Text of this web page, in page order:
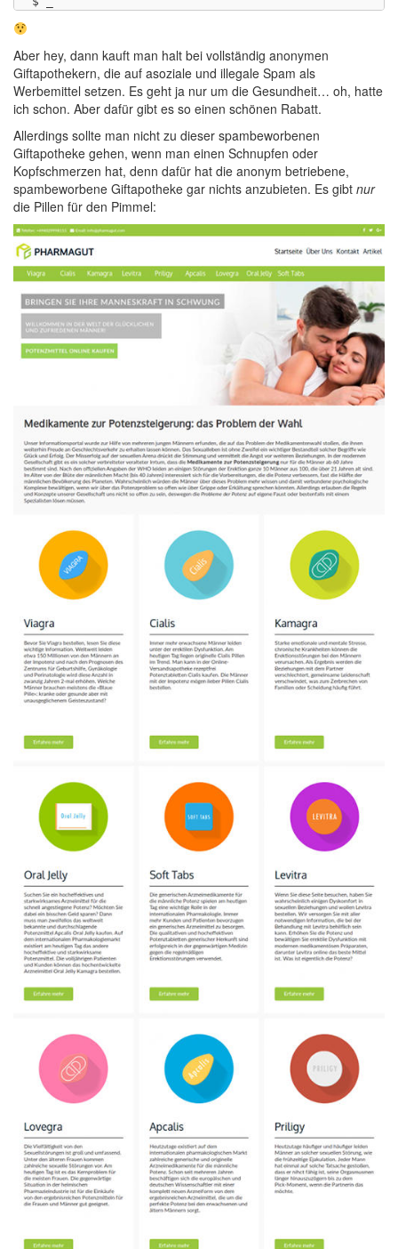
Aber hey, dann kauft man halt bei vollständig anonymen
Giftapothekern, die auf asoziale und illegale Spam als
Werbemittel setzen. Es geht ja nur um die Gesundheit… oh, hatte
ich schon. Aber dafür gibt es so einen schönen Rabatt.
Allerdings sollte man nicht zu dieser spambeworbenen
Giftapotheke gehen, wenn man einen Schnupfen oder
Kopfschmerzen hat, denn dafür hat die anonym betriebene,
spambeworbene Giftapotheke gar nichts anzubieten. Es gibt nur
die Pillen für den Pimmel: